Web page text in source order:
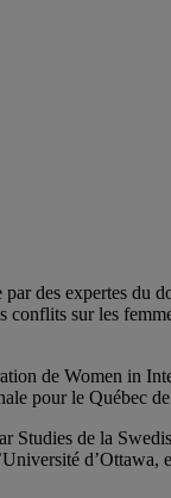
des expertes du
conflits sur les
de Women in
pour le Québec
Studies de la
d’Ottawa,